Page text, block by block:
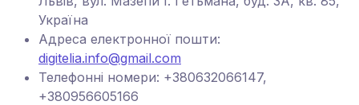
Україна
Адреса електронної пошти:
digitelia.info@gmail.com
Телефонні номери: +380632066147,
+380956605166